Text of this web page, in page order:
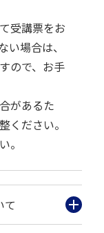
受講票をお
い場合は、
ので、お手
があるた
ください。
。
て